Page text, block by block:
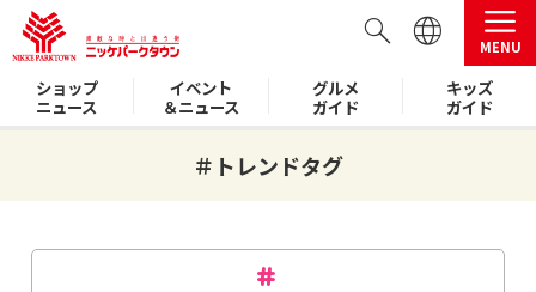
MENU
ショップ
ニュース
イベント
＆ニュース
グルメ
ガイド
キッズ
ガイド
＃トレンドタグ